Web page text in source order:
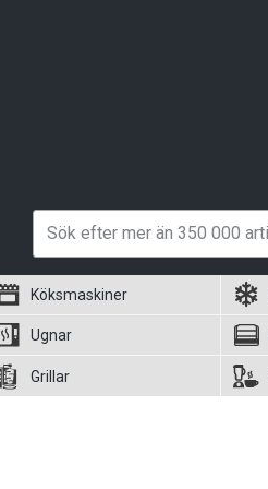
Köksmaskiner
Ugnar
Grillar